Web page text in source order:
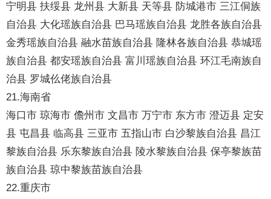
宁明县 扶绥县 龙州县 大新县 天等县 防城港市 三江侗族
自治县 大化瑶族自治县 巴马瑶族自治县 龙胜各族自治县
金秀瑶族自治县 融水苗族自治县 隆林各族自治县 恭城瑶
族自治县 都安瑶族自治县 富川瑶族自治县 环江毛南族自
治县 罗城仫佬族自治县
21.海南省
海口市 琼海市 儋州市 文昌市 万宁市 东方市 澄迈县 定安
县 屯昌县 临高县 三亚市 五指山市 白沙黎族自治县 昌江
黎族自治县 乐东黎族自治县 陵水黎族自治县 保亭黎族苗
族自治县 琼中黎族苗族自治县
22.重庆市